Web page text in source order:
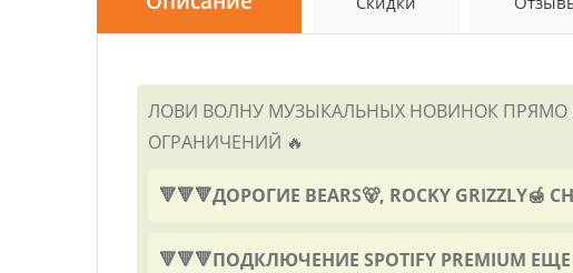
ЛОВИ ВОЛНУ МУЗЫКАЛЬНЫХ НОВИНОК ПРЯМО
ОГРАНИЧЕНИЙ 🔥
🔻🔻🔻ДОРОГИЕ BEARS🐻, ROCKY
🔻🔻🔻ПОДКЛЮЧЕНИЕ SPOTIFY